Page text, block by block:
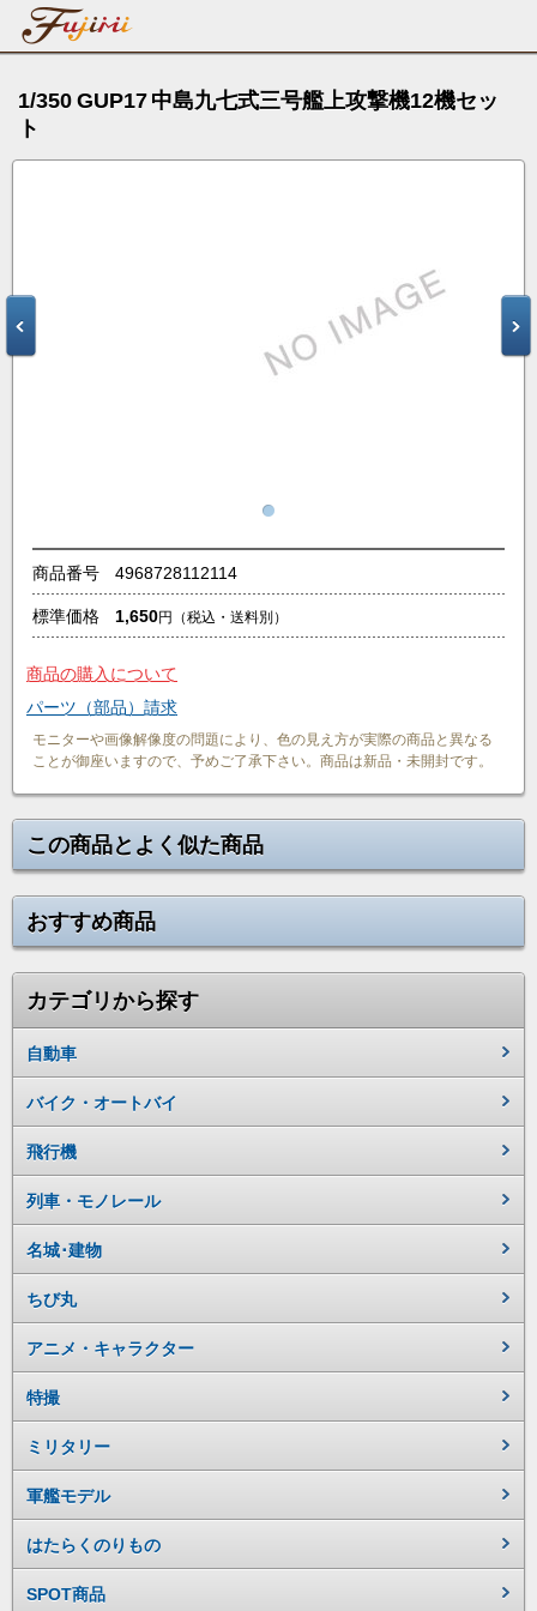
1/350 GUP17 中島九七式三号艦上攻撃機12機セッ
ト
商品番号 4968728112114
標準価格 1,650円 （税込・送料別）
商品の購入について
パーツ（部品）請求
モニターや画像解像度の問題により、色の見え方が実際の商品と異なる
ことが御座いますので、予めご了承下さい。商品は新品・未開封です。
この商品とよく似た商品
おすすめ商品
カテゴリから探す
自動車
バイク・オートバイ
飛行機
列車・モノレール
名城･建物
ちび丸
アニメ・キャラクター
特撮
ミリタリー
軍艦モデル
はたらくのりもの
SPOT商品